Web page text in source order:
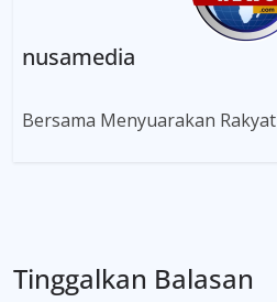
nusamedia
Bersama Menyuarakan Rakyat
Tinggalkan Balasan